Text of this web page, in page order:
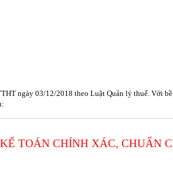
ngày 03/12/2018 theo Luật Quản lý thuế. Với
TOÁN CHÍNH XÁC, CHUẨN